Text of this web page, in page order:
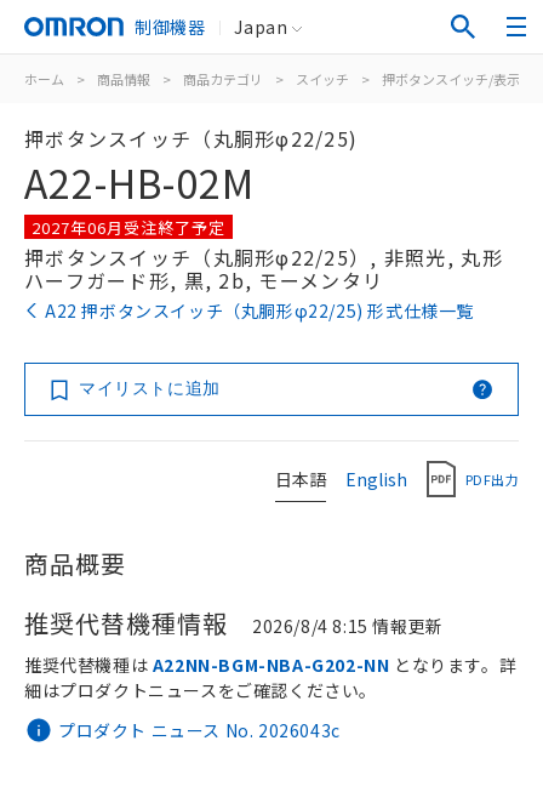
制御機器 Japan
ホーム > 商品情報 > 商品カテゴリ > スイッチ > 押ボタンスイッチ/表示灯
押ボタンスイッチ（丸胴形φ22/25)
A22-HB-02M
2027年06月受注終了予定
押ボタンスイッチ（丸胴形φ22/25）, 非照光, 丸形
ハーフガード形, 黒, 2b, モーメンタリ
A22 押ボタンスイッチ（丸胴形φ22/25) 形式仕様一覧
マイリストに追加
日本語 English PDF出力
商品概要
推奨代替機種情報
2026/8/4 8:15 情報更新
プロダクト ニュース No. 2026043c
推奨代替機種は A22NN-BGM-NBA-G202-NN となります。詳
細はプロダクトニュースをご確認ください。